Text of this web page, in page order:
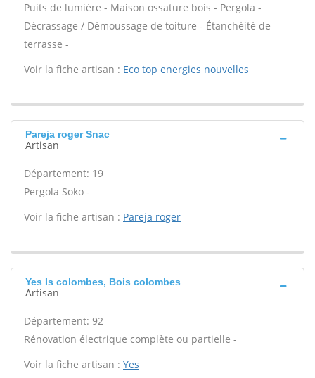
Puits de lumière - Maison ossature bois - Pergola -
Décrassage / Démoussage de toiture - Étanchéité de
terrasse -
Voir la fiche artisan : Eco top energies nouvelles
Pareja roger Snac
Artisan
Département: 19
Pergola Soko -
Voir la fiche artisan : Pareja roger
Yes Is colombes, Bois colombes
Artisan
Département: 92
Rénovation électrique complète ou partielle -
Voir la fiche artisan : Yes